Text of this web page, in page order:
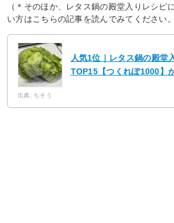
（＊そのほか、レタス鍋の殿堂入りレシピ
い方はこちらの記事を読んでみてください。
人気1位｜レタス鍋の殿堂
TOP15【つくれぽ1000】
出典: ちそう